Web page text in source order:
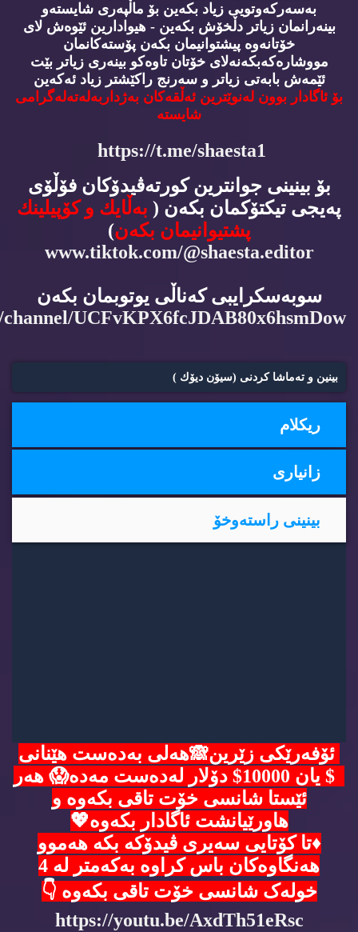
به‌سه‌ركه‌وتویی زیاد بكه‌ین بۆ ماڵپه‌ری شایسته‌و
بینه‌رانمان زیاتر دڵخۆش بكه‌ین - هیوادارین ئێوه‌ش لای
خۆتانه‌وه‌ پیشتوانیمان بكه‌ن پۆسته‌كانمان
مووشاره‌كه‌بكه‌نه‌لای خۆتان تاوه‌كو بینه‌ری زیاتر بێت
ئێمه‌ش بابه‌تی زیاتر و سه‌رنج راكێشتر زیاد ئه‌كه‌ین
بۆ ئاگادار بوون له‌نوێترین ئه‌ڵقه‌كان به‌ژداربه‌له‌ته‌له‌گرامی
شایسته‌
https://t.me/shaesta1
بۆ بینینی جوانترین كورته‌ڤیدۆكان فۆڵۆی
په‌یجی تیكتۆكمان بكه‌ن ( به‌ڵایك و كۆپیلینك
پشتیوانیمان بكه‌ن)
www.tiktok.com/@shaesta.editor
سوبه‌سكرایبی كه‌ناڵی یوتوبمان بكه‌ن
UCFvKPX6fcJDAB80x6hsmDow
بینین و ته‌ماشا كردنی (سیۆن دیۆك )
ریكلام
زانیاری
بینینی راسته‌وخۆ
ئۆفەرێکی زێرین🙈هەلی بەدەست هێنانی
5$ یان 10000$ دۆلار لەدەست مەدە😱 هەر
ئێستا شانسی خۆت تاقی بکەوە و
هاورێیانشت ئاگادار بکەوە💖
♦️تا کۆتایی سەیری ڤیدۆکە بکە هەموو
هەنگاوەکان باس کراوە بەکەمتر لە 4
خولەک شانسی خۆت تاقی بکەوە 👇
https://youtu.be/AxdTh51eRsc